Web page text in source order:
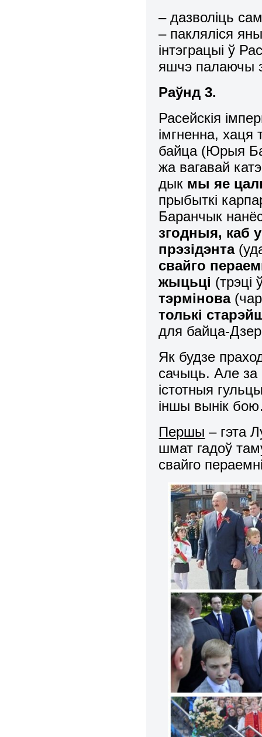
– дазволіць
– пакляліся
інтэграцыі ў
яшчэ палаючы
Раўнд 3.
Расейскія
імгненна, хаця
байца (Юрыя
жа вагавай
дык мы яе
прыбыткі
Баранчык
згодныя, каб
прэзідэнта
свайго
жыцьці (трэці
тэрмінова
толькі
для байца-
Як будзе
сачыць. Але за
істотныя
іншы вынік
Першы – гэта
шмат гадоў
свайго